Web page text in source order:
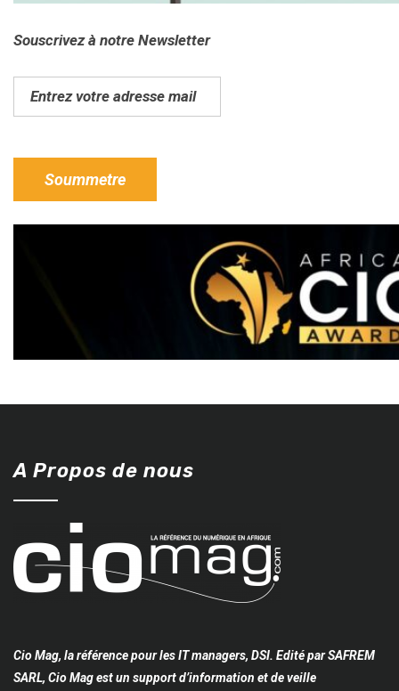
Souscrivez à notre Newsletter
A Propos de nous
Cio Mag, la référence pour les IT managers, DSI. Edité par SAFREM
SARL, Cio Mag est un support d’information et de veille